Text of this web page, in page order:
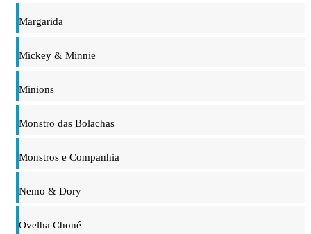
Margarida
Mickey & Minnie
Minions
Monstro das Bolachas
Monstros e Companhia
Nemo & Dory
Ovelha Choné